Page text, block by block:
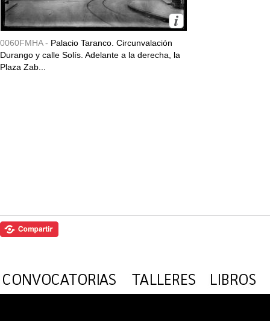
0060FMHA - Palacio Taranco. Circunvalación
Durango y calle Solís. Adelante a la derecha, la
Plaza Zab...